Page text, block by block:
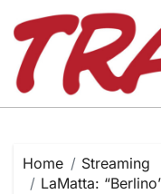
content
Home
Streaming
LaMatta: